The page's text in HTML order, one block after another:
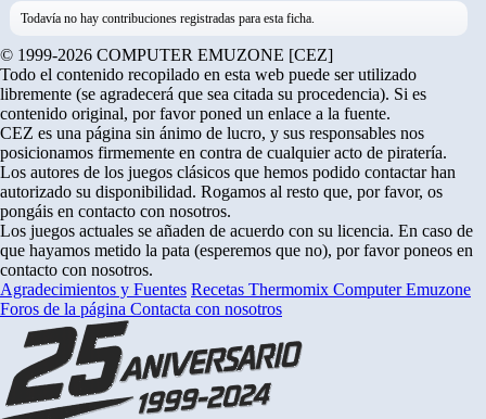
Todavía no hay contribuciones registradas para esta ficha.
© 1999-2026 COMPUTER EMUZONE [CEZ]
Todo el contenido recopilado en esta web puede ser utilizado
libremente (se agradecerá que sea citada su procedencia). Si es
contenido original, por favor poned un enlace a la fuente.
CEZ es una página sin ánimo de lucro, y sus responsables nos
posicionamos firmemente en contra de cualquier acto de piratería.
Los autores de los juegos clásicos que hemos podido contactar han
autorizado su disponibilidad. Rogamos al resto que, por favor, os
pongáis en contacto con nosotros.
Los juegos actuales se añaden de acuerdo con su licencia. En caso de
que hayamos metido la pata (esperemos que no), por favor poneos en
contacto con nosotros.
Agradecimientos y Fuentes Recetas Thermomix Computer Emuzone
Foros de la página Contacta con nosotros